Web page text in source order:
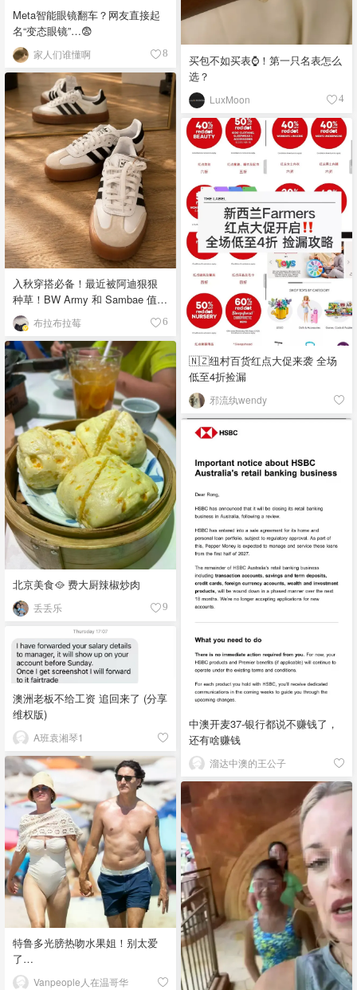
买包不如买表⌚️！第一只名表怎么
选？
LuxMoon 4
Meta智能眼镜翻车？网友直接起
名“变态眼镜”…😨
家人们谁懂啊 8
入秋穿搭必备！最近被阿迪狠狠
种草！BW Army 和 Sambae 值得
拥有！布拉布拉莓 6
🇳🇿纽村百货红点大促来袭 全场
低至4折捡漏
邪流纨wendy
北京美食🥘 费大厨辣椒炒肉
丢丢乐 9
中澳开麦37-银行都说不赚钱了，
还有啥赚钱
溜达中澳的王公子
澳洲老板不给工资 追回来了 (分享
维权版)
A班袁湘琴1
特鲁多光膀热吻水果姐！别太爱
了…
Vanpeople人在温哥华